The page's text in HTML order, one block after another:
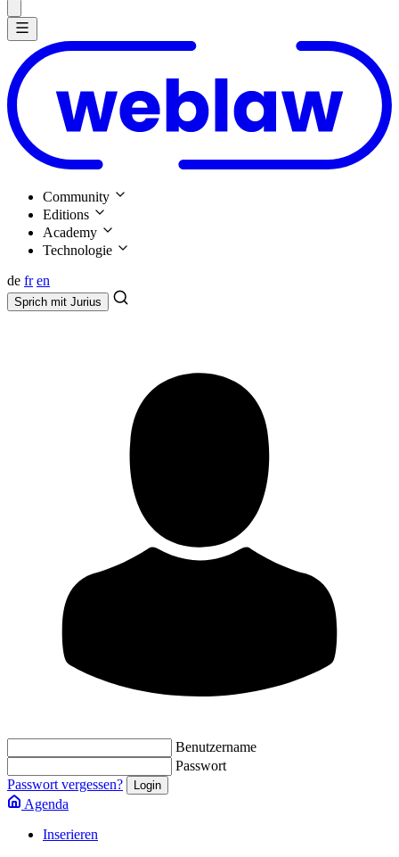
Community
Editions
Academy
Technologie
de fr en
Sprich mit Jurius
Benutzername
Passwort
Passwort vergessen?
Agenda
Inserieren